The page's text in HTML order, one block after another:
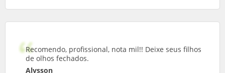
Recomendo, profissional, nota mil!! Deixe seus filhos
de olhos fechados.
Alysson